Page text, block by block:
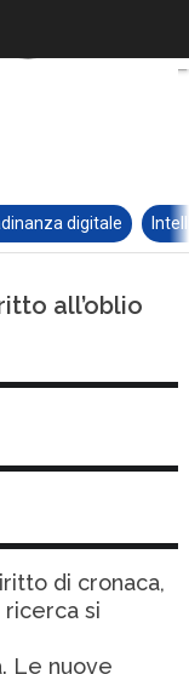
digitale
all’oblio
di cronaca,
si
Le nuove